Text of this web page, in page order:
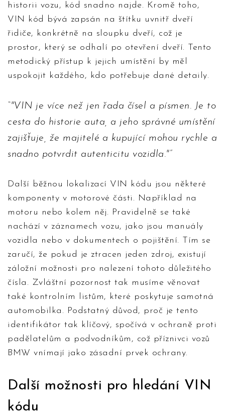
historii vozu, kód snadno najde. Kromě toho,
VIN kód bývá zapsán na štítku uvnitř dveří
řidiče, konkrétně na sloupku dveří, což je
prostor, který se odhalí po otevření dveří. Tento
metodický přístup k jejich umístění by měl
uspokojit každého, kdo potřebuje dané detaily.
"VIN je více než jen řada čísel a písmen. Je to
cesta do historie auta, a jeho správné umístění
zajišťuje, že majitelé a kupující mohou rychle a
snadno potvrdit autenticitu vozidla."
Další běžnou lokalizací VIN kódu jsou některé
komponenty v motorové části. Například na
motoru nebo kolem něj. Pravidelně se také
nachází v záznamech vozu, jako jsou manuály
vozidla nebo v dokumentech o pojištění. Tím se
zaručí, že pokud je ztracen jeden zdroj, existují
záložní možnosti pro nalezení tohoto důležitého
čísla. Zvláštní pozornost tak musíme věnovat
také kontrolním listům, které poskytuje samotná
automobilka. Podstatný důvod, proč je tento
identifikátor tak klíčový, spočívá v ochraně proti
padělatelům a podvodníkům, což příznivci vozů
BMW vnímají jako zásadní prvek ochrany.
Další možnosti pro hledání VIN
kódu